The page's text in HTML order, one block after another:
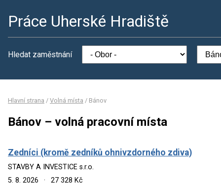
Práce Uherské Hradiště
Hledat zaměstnání
Hlavní strana / Volná místa / Bánov
Bánov – volná pracovní místa
Zedníci (kromě zedníků ohnivzdorného zdiva)
STAVBY A INVESTICE s.r.o.
5. 8. 2026
· 27 328 Kč